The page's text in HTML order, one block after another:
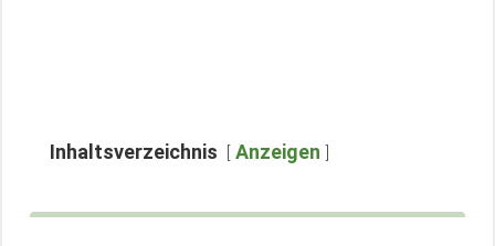
Inhaltsverzeichnis Anzeigen